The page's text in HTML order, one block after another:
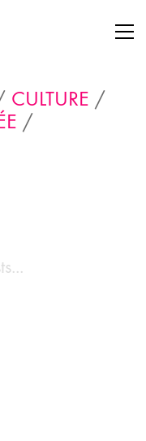
CULTURE /
/